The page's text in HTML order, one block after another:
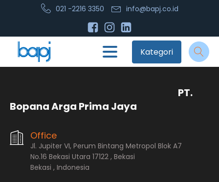
021 -2216 3350 info@bapj.co.id
Kategori
PT.
Bopana Arga Prima Jaya
Office
Jl. Jupiter VI, Perum Bintang Metropol Blok A7
No.16 Bekasi Utara 17122 , Bekasi
Bekasi , Indonesia